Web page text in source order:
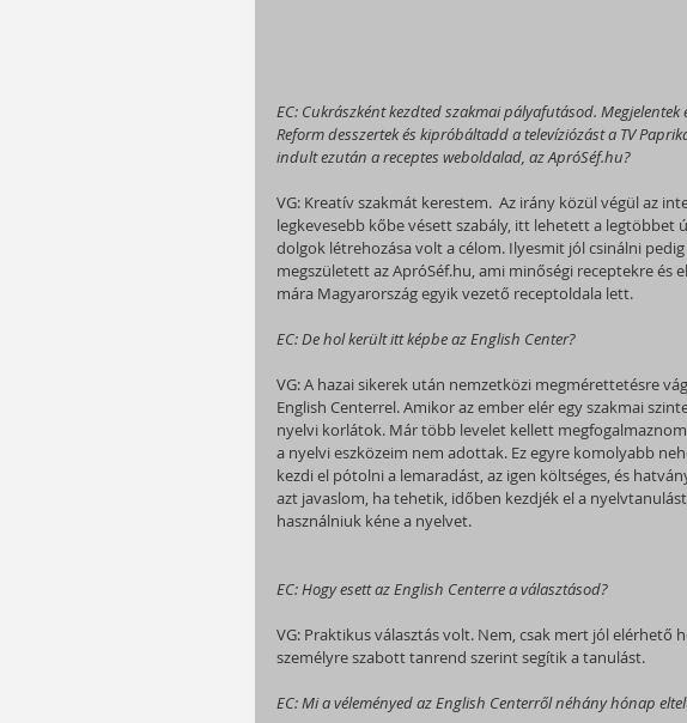
EC: Cukrászként kezdted szakmai pályafutásod.
Reform desszertek és kipróbáltadd a televíziózást a TV
indult ezután a receptes weboldalad, az ApróSéf.hu?
VG: Kreatív szakmát kerestem.  Az irány közül végül az
legkevesebb kőbe vésett szabály, itt lehetett a legtöbbet
dolgok létrehozása volt a célom. Ilyesmit jól csinálni
megszületett az ApróSéf.hu, ami minőségi receptekre és
mára Magyarország egyik vezető receptoldala lett.
EC: De hol került itt képbe az English Center?
VG: A hazai sikerek után nemzetközi megmérettetésre
English Centerrel. Amikor az ember elér egy szakmai
nyelvi korlátok. Már több levelet kellett
a nyelvi eszközeim nem adottak. Ez egyre komolyabb
kezdi el pótolni a lemaradást, az igen költséges, és
azt javaslom, ha tehetik, időben kezdjék el a
használniuk kéne a nyelvet.
EC: Hogy esett az English Centerre a választásod?
VG: Praktikus választás volt. Nem, csak mert jól elérhető
személyre szabott tanrend szerint segítik a tanulást.
EC: Mi a véleményed az English Centerről néhány hónap